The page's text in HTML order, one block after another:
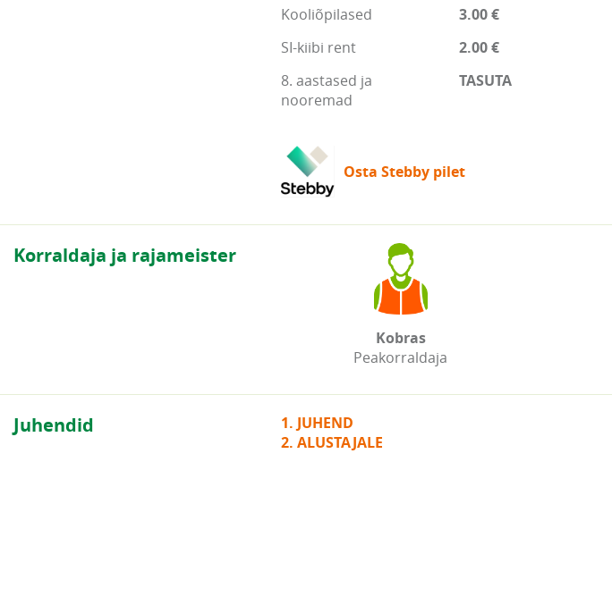
Kooliõpilased
3.00 €
SI-kiibi rent
2.00 €
8. aastased ja
nooremad
TASUTA
Osta Stebby pilet
Korraldaja ja rajameister
Kobras
Peakorraldaja
Juhendid
1. JUHEND
2. ALUSTAJALE